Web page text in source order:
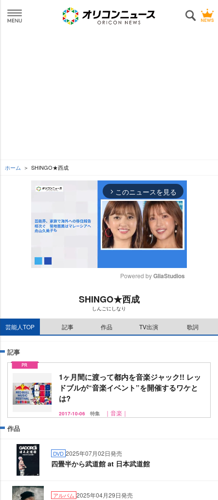
ホーム SHINGO★西成
arrow_forward_ios このニュースを見る
e
Powered by GliaStudios
SHINGO★西成
しんごにしなり
芸能人TOP 記事 作品 TV出演 歌詞
記事
1ヶ月間に渡って都内を音楽ジャック!! レッ
ドブルが“音楽イベント”を開催するワケと
は?
2017-10-06 特集 ｜音楽｜
作品
DVD 2025年07月02日発売
四畳半から武道館 at 日本武道館
アルバム 2025年04月29日発売